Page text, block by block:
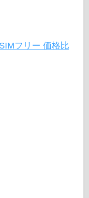
フリー 価格比